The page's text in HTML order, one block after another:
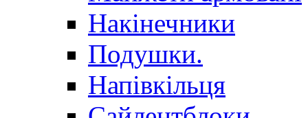
Накінечники
Подушки.
Напівкільця